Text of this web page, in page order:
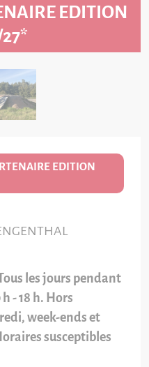
EDITION
EDITION
les jours pendant
h - 18 h. Hors
week-ends et
susceptibles